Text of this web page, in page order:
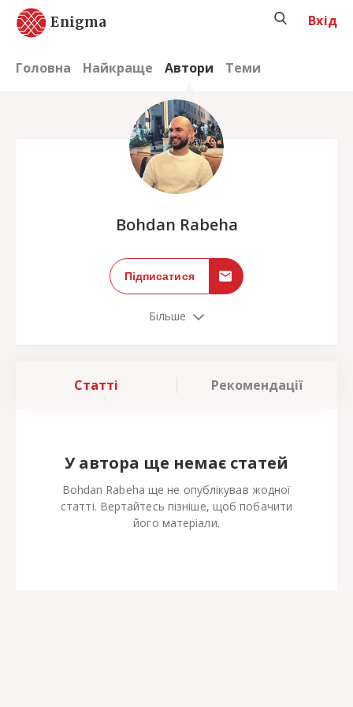
Enigma
Головна Найкраще Автори Теми
Вхід
Bohdan Rabeha
Підписатися
Більше
Статті Рекомендації
У автора ще немає статей
Bohdan Rabeha ще не опублікував жодної
статті. Вертайтесь пізніше, щоб побачити
його матеріали.